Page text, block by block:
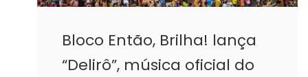
Bloco Então, Brilha! lança
“Delirô”, música oficial do